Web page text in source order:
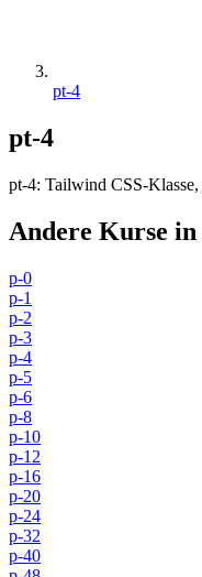
pt-4
pt-4
pt-4: Tailwind CSS-
Andere Kurse
p-0
p-1
p-2
p-3
p-4
p-5
p-6
p-8
p-10
p-12
p-16
p-20
p-24
p-32
p-40